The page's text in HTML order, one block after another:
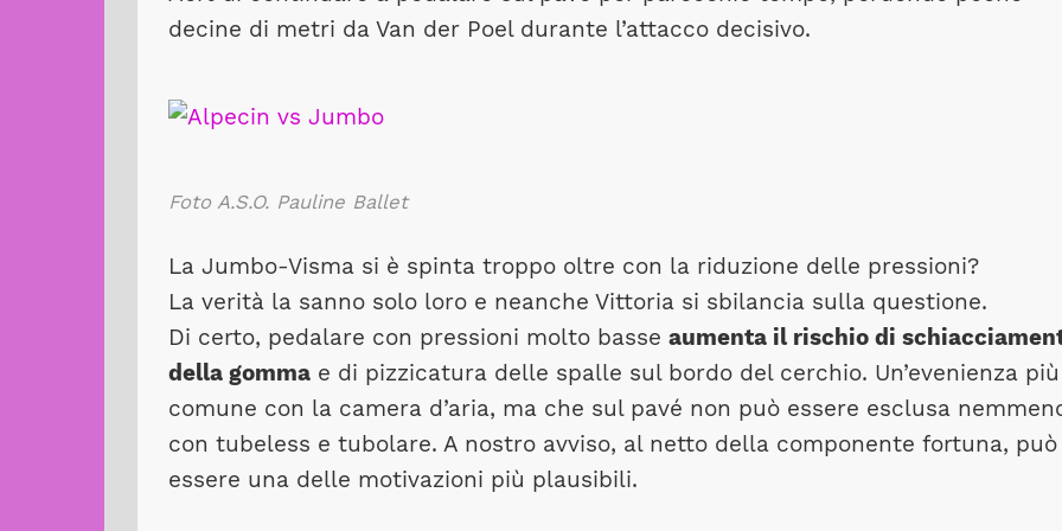
decine di metri da Van der Poel durante l’attacco decisivo.
Foto A.S.O. Pauline Ballet
La Jumbo-Visma si è spinta troppo oltre con la riduzione delle pressioni?
La verità la sanno solo loro e neanche Vittoria si sbilancia sulla questione.
Di certo, pedalare con pressioni molto basse aumenta il rischio di
della gomma e di pizzicatura delle spalle sul bordo del cerchio. Un’evenienza più
comune con la camera d’aria, ma che sul pavé non può essere esclusa
con tubeless e tubolare. A nostro avviso, al netto della componente fortuna, può
essere una delle motivazioni più plausibili.